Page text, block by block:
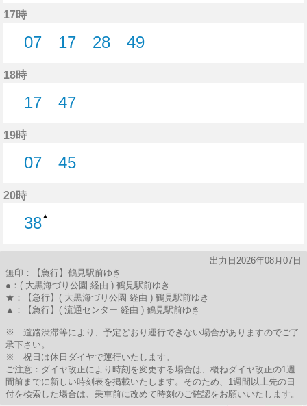
17時
07
17
28
49
18時
17
47
19時
07
45
20時
38▲
出力日2026年08月07日
無印：【急行】鶴見駅前ゆき
●：( 大黒海づり公園 経由 ) 鶴見駅前ゆき
★：【急行】( 大黒海づり公園 経由 ) 鶴見駅前ゆき
▲：【急行】( 流通センター 経由 ) 鶴見駅前ゆき
※ 道路渋滞等により、予定どおり運行できない場合がありますのでご了
承下さい。
※ 祝日は休日ダイヤで運行いたします。
ご注意：ダイヤ改正により時刻を変更する場合は、概ねダイヤ改正の1週
間前までに新しい時刻表を掲載いたします。そのため、1週間以上先の日
付を検索した場合は、乗車前に改めて時刻のご確認をお願いいたします。